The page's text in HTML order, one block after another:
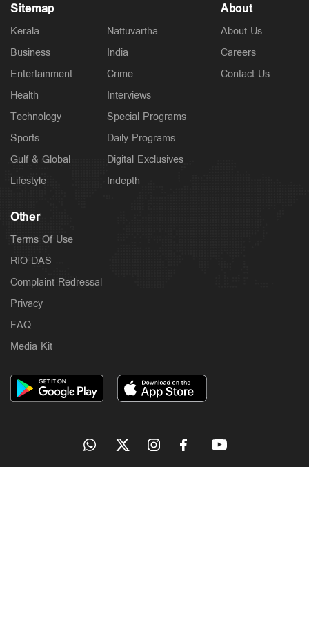
Sitemap
Kerala
Business
Entertainment
Health
Technology
Sports
Gulf & Global
Lifestyle
Nattuvartha
India
Crime
Interviews
Special Programs
Daily Programs
Digital Exclusives
Indepth
About
About Us
Careers
Contact Us
Other
Terms Of Use
RIO DAS
Complaint Redressal
Privacy
FAQ
Media Kit